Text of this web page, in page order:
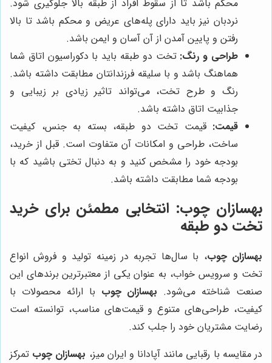
محکم باشد تا از سقوط افراد از طبقه بالا جلوگیری شود.
نردبان نیز باید دارای پله‌های عریض و محکم باشد تا بالا
رفتن و پایین آمدن از آن آسان و ایمن باشد.
طراحی و رنگ: تخت دو طبقه باید با دکوراسیون اتاق شما
هماهنگ باشد و با سلیقه فرزندانتان مطابقت داشته باشد.
رنگ و طرح تخت، می‌تواند تاثیر زیادی بر زیبایی و
جذابیت اتاق داشته باشد.
قیمت: قیمت تخت دو طبقه، بسته به جنس، کیفیت
ساخت، طراحی و امکانات آن متفاوت است. قبل از خرید،
بودجه خود را مشخص کنید و به دنبال تختی باشید که با
بودجه شما مطابقت داشته باشد.
بهسازان چوب: انتخابی مطمئن برای خرید
تخت دو طبقه
بهسازان چوب، با سال‌ها تجربه در زمینه تولید و فروش انواع
تخت و سرویس خواب، به عنوان یکی از معتبرترین برندهای این
صنعت شناخته می‌شود. بهسازان چوب با ارائه محصولات با
کیفیت، طراحی‌های متنوع و قیمت‌های مناسب، توانسته است
رضایت مشتریان خود را جلب کند.
در مقایسه با رقبایی مانند آپادانا و ایران میز، بهسازان چوب تمرکز